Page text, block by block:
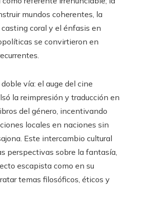
mundos coherentes, la
coral y el énfasis en
se convirtieron en
vía: el auge del cine
la reimpresión y traducción en
del género, incentivando
locales en naciones sin
Este intercambio cultural
perspectivas sobre la fantasía,
escapista como en su
temas filosóficos, éticos y